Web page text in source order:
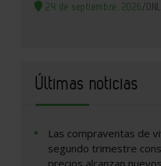
24 de septiembre, 2026/
Últimas noticias
Las compraventas de
segundo trimestre